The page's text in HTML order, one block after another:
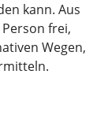
kann. Aus
frei,
Wegen,